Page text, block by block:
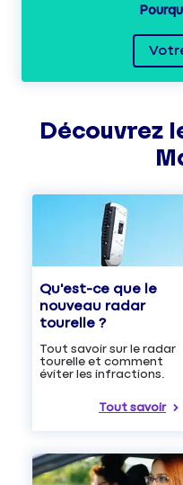
Découvrez
Qu'est-ce que le
nouveau radar
tourelle ?
Tout savoir sur le radar
tourelle et comment
éviter les infractions.
Tout savoir